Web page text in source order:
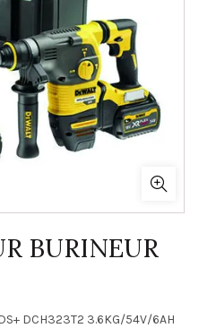
BURINEUR
DCH323T2 3.6KG/54V/6AH